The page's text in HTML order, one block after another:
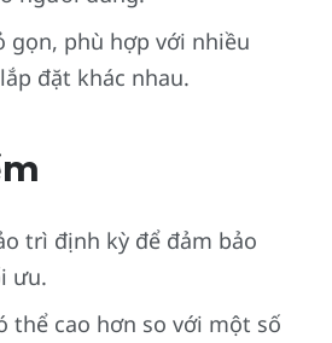
gọn, phù hợp với nhiều
đặt khác nhau.
trì định kỳ để đảm bảo
ưu.
thể cao hơn so với một số